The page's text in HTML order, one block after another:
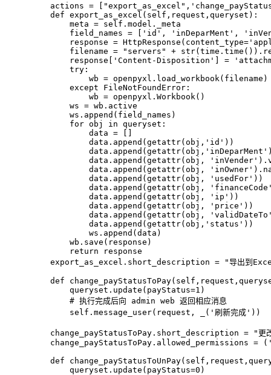
    actions = [
"export_as_excel" ,
def export_as_excel ( self,request,queryset ):
        meta = self.model._meta
        field_names = [
'id' , 'inDeparMent' ,
        response = HttpResponse(content_type=
        filename =
"servers" + str
        response[
'Content-Disposition' ] =
try :
            wb = openpyxl.load_workbook(filename)
except FileNotFoundError:
            wb = openpyxl.Workbook()
        ws = wb.active
        ws.append(field_names)
for obj in queryset:
            data = []
            data.append(
getattr(obj, 'id' ))
            data.append(
getattr(obj, 'inDeparMent'
            data.append(
getattr(obj, 'inVender'
            data.append(
getattr(obj, 'inOwner'
            data.append(
getattr(obj, 'usedFor' ))
            data.append(
getattr(obj,
            data.append(
getattr(obj, 'ip' ))
            data.append(
getattr(obj, 'price' ))
            data.append(
getattr(obj,
            data.append(
getattr(obj, 'status' ))
            ws.append(data)
        wb.save(response)
return response
    export_as_excel.short_description =
"导出到
def change_payStatusToPay(
        queryset.update(payStatus=
1 )
# 执行完成后向 admin web 返回相应消息
        self.message_user(request, _(
'刷新完成' ))
    change_payStatusToPay.short_description =
"更
    change_payStatusToPay.allowed_permissions = (
def
change_payStatusToUnPay(
        queryset.update(payStatus=
0 )